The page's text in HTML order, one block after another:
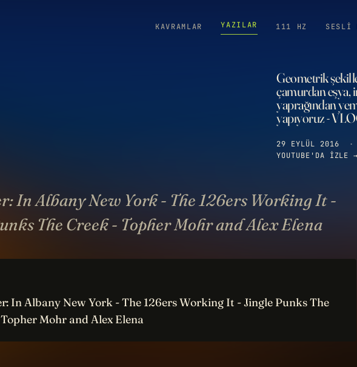
KAVRAMLAR YAZILAR 111 HZ SESLI
Geometrik
çamurdan eşya,
yaprağından
yapıyoruz -
29 EYLÜL 2016 ·
YOUTUBE'DA IZLE →
In Albany New York - The 126ers Working It -
The Creek - Topher Mohr and Alex Elena
In Albany New York - The 126ers Working It - Jingle Punks The
Mohr and Alex Elena